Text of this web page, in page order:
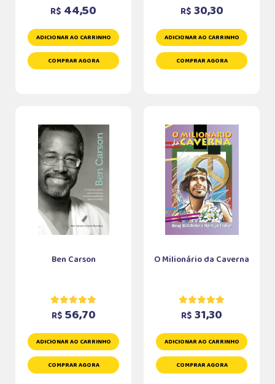
R$ 44,50
ADICIONAR AO CARRINHO
COMPRAR AGORA
R$ 30,30
ADICIONAR AO CARRINHO
COMPRAR AGORA
Ben Carson
R$ 56,70
ADICIONAR AO CARRINHO
COMPRAR AGORA
O Milionário da Caverna
R$ 31,30
ADICIONAR AO CARRINHO
COMPRAR AGORA